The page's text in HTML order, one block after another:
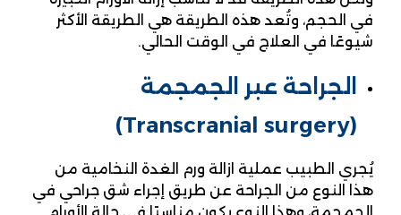
في الحجم، وتُعد هذه الطريقة هي الطريقة الأكثر
شيوعًا في العلاج في الوقت الحالي.
الجراحة عبر الجمجمة
(Transcranial surgery)
يُجري الطبيب عملية ازالة ورم الغدة النخامية من
هذا النوع من الجراحة عن طريق إجراء شق جراحي في